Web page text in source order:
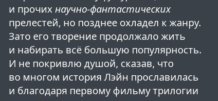
и прочих научно-фантастических
прелестей, но позднее охладел к жанру.
Зато его творение продолжало жить
и набирать всё большую популярность.
И не покривлю душой, сказав, что
во многом история Лэйн прославилась
и благодаря первому фильму трилогии